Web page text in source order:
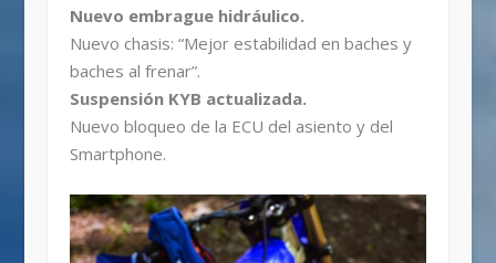
Nuevo embrague hidráulico.
Nuevo chasis: “Mejor estabilidad en baches y
baches al frenar”.
Suspensión KYB actualizada.
Nuevo bloqueo de la ECU del asiento y del
Smartphone.